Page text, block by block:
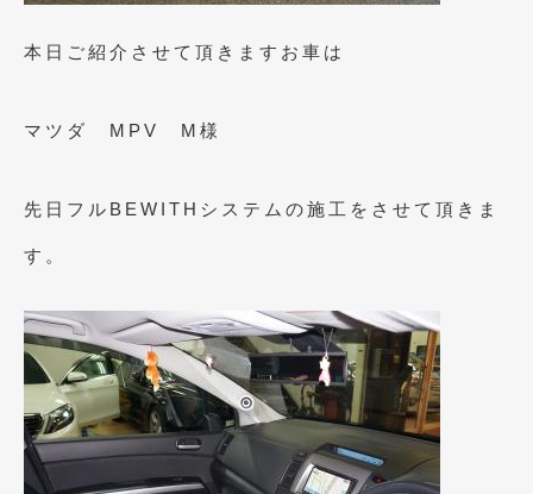
2023年10月(2)
2023年8月(2)
2022年8月(1)
2022年4月 (2)
2022年1月 (3)
2021年12月(2)
本日ご紹介させて頂きますお車は
マツダ MPV M様
先日フルBEWITHシステムの施工をさせて頂きま
す。